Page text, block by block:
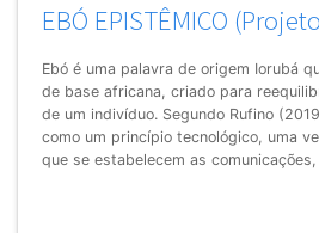
EBÓ EPISTÊMICO
Ebó é uma palavra de origem Iorubá
de base africana, criado para
de um indivíduo. Segundo Rufino
como um princípio tecnológico, uma
que se estabelecem as